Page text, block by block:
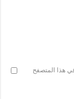
هذا المتصفح